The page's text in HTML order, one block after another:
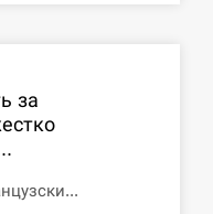
загинули три
по Харькову,
за